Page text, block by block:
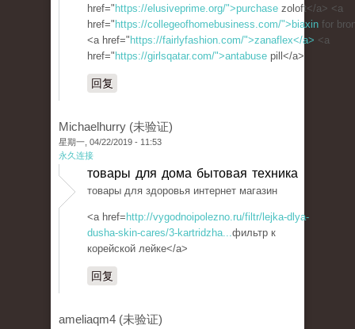
href=" https://elusiveprime.org/">purchase zoloft</a> <a
href=" https://collegeofhomebusiness.com/">biaxin for
<a href=" https://fairlyfashion.com/">zanaflex</a> <a
href=" https://girlsqatar.com/">antabuse pill</a>
回复
Michaelhurry (未验证)
星期一, 04/22/2019 - 11:53
永久连接
товары для дома бытовая техника
товары для здоровья интернет магазин
<a href= http://vygodnoipolezno.ru/filtr/lejka-dlya-
dusha-skin-cares/3-kartridzha...фильтр к
корейской лейке</a>
回复
ameliaqm4 (未验证)